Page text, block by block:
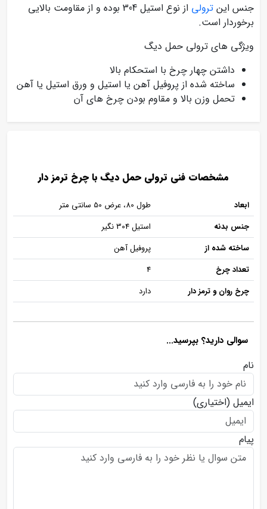
جنس این ترولی
از نوع استیل 304 بوده و از مقاومت بالایی
برخوردار است.
ویژگی های ترولی حمل دیگ
داشتن چهار چرخ با استحکام بالا
ساخته شده از پروفیل آهن یا استیل و ورق استیل یا آهن
تحمل وزن بالا و مقاوم بودن چرخ های آن
مشخصات فنی ترولی حمل دیگ با چرخ ترمز دار
ابعاد
طول 80، عرض 50 سانتی متر
جنس بدنه
استیل 304 نگیر
ساخته شده از
پروفیل آهن
تعداد چرخ
4
چرخ روان و ترمز دار
دارد
سوالی دارید؟ بپرسید...
نام
ایمیل (اختیاری)
پیام